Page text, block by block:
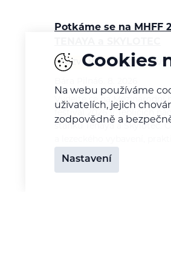
Potkáme se na MHFF
POZVÁNKA ALPINISMUS
Vydejte se na
festival 2026 v Teplicích
stánků Tenaya a Skylotec.
Cookies
Na webu používáme
uživatelích, jejich
zodpovědně a
Nastavení